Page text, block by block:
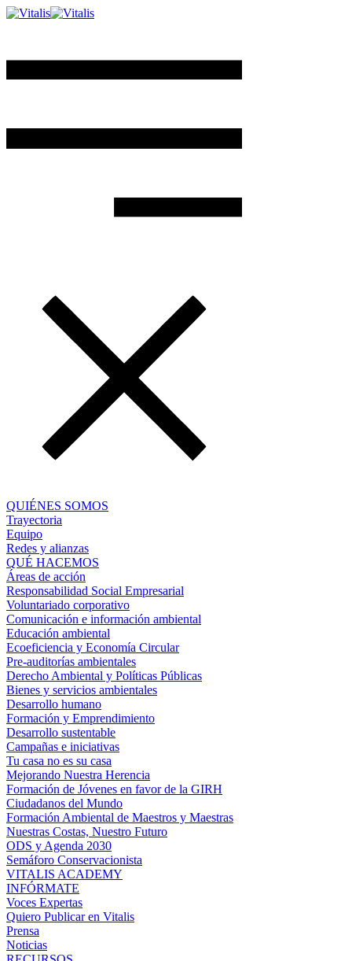
QUIÉNES SOMOS
Trayectoria
Equipo
Redes y alianzas
QUÉ HACEMOS
Áreas de acción
Responsabilidad Social Empresarial
Voluntariado corporativo
Comunicación e información ambiental
Educación ambiental
Ecoeficiencia y Economía Circular
Pre-auditorías ambientales
Derecho Ambiental y Políticas Públicas
Bienes y servicios ambientales
Desarrollo humano
Formación y Emprendimiento
Desarrollo sustentable
Campañas e iniciativas
Tu casa no es su casa
Mejorando Nuestra Herencia
Formación de Jóvenes en favor de la GIRH
Ciudadanos del Mundo
Formación Ambiental de Maestros y Maestras
Nuestras Costas, Nuestro Futuro
ODS y Agenda 2030
Semáforo Conservacionista
VITALIS ACADEMY
INFÓRMATE
Voces Expertas
Quiero Publicar en Vitalis
Prensa
Noticias